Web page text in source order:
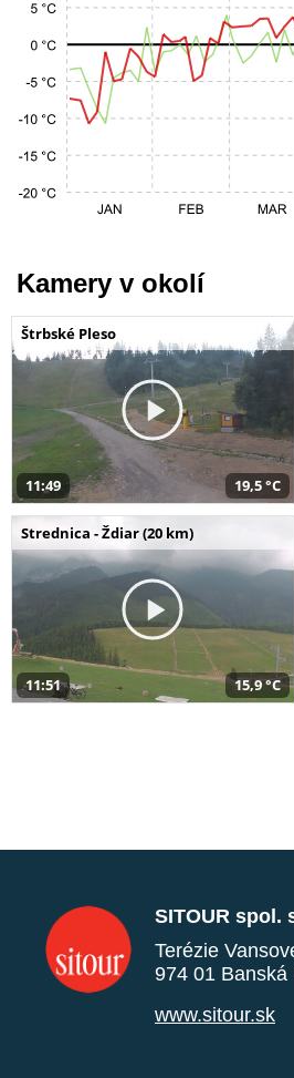
Kamery v okolí
Štrbské Pleso
11:49 19,5 °C
Strednica - Ždiar (20 km)
11:51 15,9 °C
SITOUR spol.
Terézie
974 01 Banská
www.sitour.sk